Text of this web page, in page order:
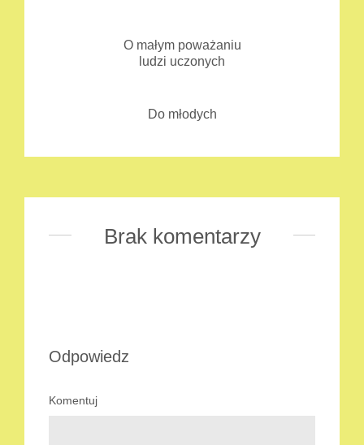
O małym poważaniu
ludzi uczonych
Do młodych
Brak komentarzy
Odpowiedz
Komentuj